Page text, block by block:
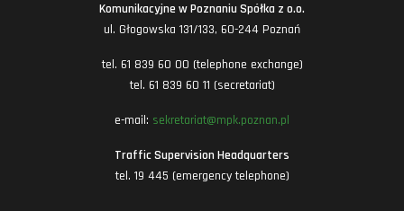
Komunikacyjne w Poznaniu Spółka z o.o.
ul. Głogowska 131/133, 60-244 Poznań
tel. 61 839 60 00 (telephone exchange)
tel. 61 839 60 11 (secretariat)
e-mail: sekretariat@mpk.poznan.pl
Traffic Supervision Headquarters
tel. 19 445 (emergency telephone)